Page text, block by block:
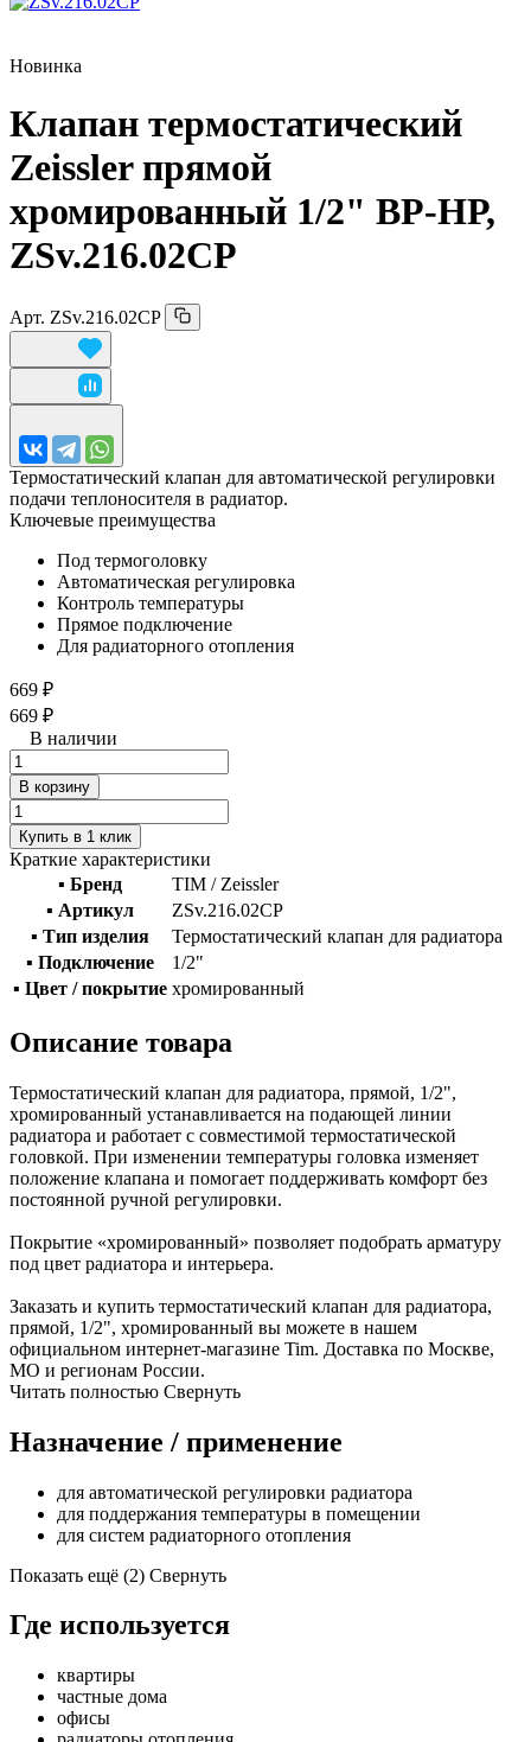
Новинка
Клапан термостатический
Zeissler прямой
хромированный 1/2" ВР-НР,
ZSv.216.02CP
Арт. ZSv.216.02CP
Термостатический клапан для автоматической регулировки
подачи теплоносителя в радиатор.
Ключевые преимущества
Под термоголовку
Автоматическая регулировка
Контроль температуры
Прямое подключение
Для радиаторного отопления
669 ₽
669 ₽
В наличии
В корзину
Купить в 1 клик
Краткие характеристики
▪ Бренд
TIM / Zeissler
▪ Артикул
ZSv.216.02CP
▪ Тип изделия
Термостатический клапан для радиатора
▪ Подключение
1/2"
▪ Цвет / покрытие хромированный
Описание товара
Термостатический клапан для радиатора, прямой, 1/2",
хромированный устанавливается на подающей линии
радиатора и работает с совместимой термостатической
головкой. При изменении температуры головка изменяет
положение клапана и помогает поддерживать комфорт без
постоянной ручной регулировки.
Покрытие «хромированный» позволяет подобрать арматуру
под цвет радиатора и интерьера.
Заказать и купить термостатический клапан для радиатора,
прямой, 1/2", хромированный вы можете в нашем
официальном интернет-магазине Tim. Доставка по Москве,
МО и регионам России.
Читать полностью Свернуть
Назначение / применение
для автоматической регулировки радиатора
для поддержания температуры в помещении
для систем радиаторного отопления
Показать ещё (2) Свернуть
Где используется
квартиры
частные дома
офисы